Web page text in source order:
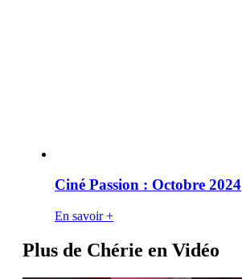
Ciné Passion : Octobre 2024
En savoir +
Plus de Chérie en Vidéo